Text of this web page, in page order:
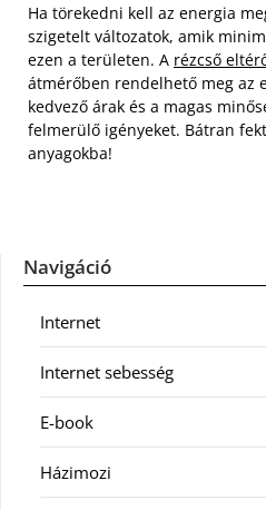
Ha törekedni kell az energia
szigetelt változatok, amik
ezen a területen. A rézcső
átmérőben rendelhető meg az
kedvező árak és a magas
felmerülő igényeket. Bátran
anyagokba!
Navigáció
Internet
Internet sebesség
E-book
Házimozi